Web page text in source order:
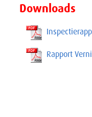
Downloads
Rapport